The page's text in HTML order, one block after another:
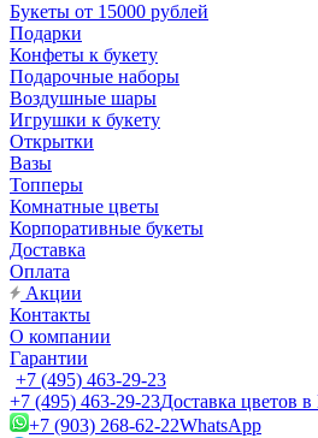
Букеты от 15000 рублей
Подарки
Конфеты к букету
Подарочные наборы
Воздушные шары
Игрушки к букету
Открытки
Вазы
Топперы
Комнатные цветы
Корпоративные букеты
Доставка
Оплата
Акции
Контакты
О компании
Гарантии
+7 (495) 463-29-23
+7 (495) 463-29-23Доставка цветов
+7 (903) 268-62-22WhatsApp